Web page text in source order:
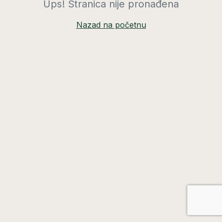
Ups! Stranica nije pronađena
Nazad na početnu